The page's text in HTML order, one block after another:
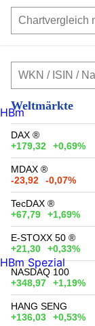
Weltmärkte
DAX ®
+179,32
+0,69%
MDAX ®
-23,92
-0,07%
TecDAX ®
+67,79
+1,69%
E-STOXX 50 ®
+21,30
+0,33%
NASDAQ 100
+348,97
+1,19%
HANG SENG
+136,03
+0,53%
HBm
HBm Spezial